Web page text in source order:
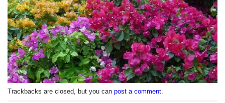
Trackbacks are closed, but you can post a comment.